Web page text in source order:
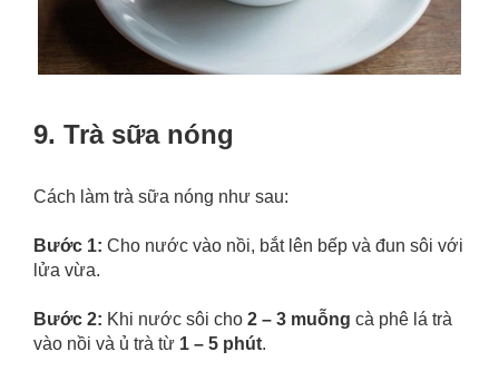
9. Trà sữa nóng
Cách làm trà sữa nóng như sau:
Bước 1: Cho nước vào nồi, bắt lên bếp và đun sôi với
lửa vừa.
Bước 2: Khi nước sôi cho 2 – 3 muỗng cà phê lá trà
vào nồi và ủ trà từ 1 – 5 phút.